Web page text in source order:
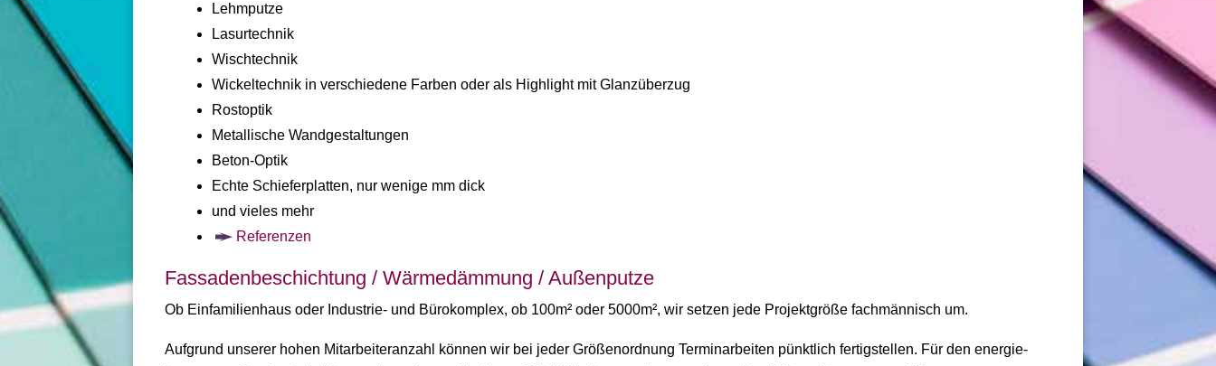
Lehmputze
Lasurtechnik
Wischtechnik
Wickeltechnik in verschiedene Farben oder als Highlight mit Glanzüberzug
Rostoptik
Metallische Wandgestaltungen
Beton-Optik
Echte Schieferplatten, nur wenige mm dick
und vieles mehr
Referenzen
Fassadenbeschichtung / Wärmedämmung / Außenputze
Ob Einfamilienhaus oder Industrie- und Bürokomplex, ob 100m² oder 5000m², wir setzen jede Projektgröße fachmännisch um.
Aufgrund unserer hohen Mitarbeiteranzahl können wir bei jeder Größenordnung Terminarbeiten pünktlich fertigstellen. Für den energie-